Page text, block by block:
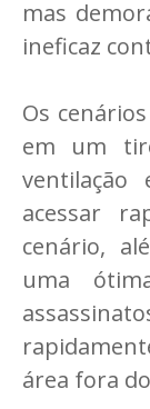
mas
ineficaz
Os
em um
acessar
cenário,
uma
área fora